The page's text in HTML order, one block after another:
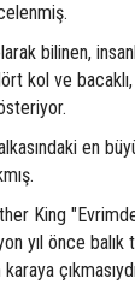
bilinen,
kol ve
en
King
yıl önce balık